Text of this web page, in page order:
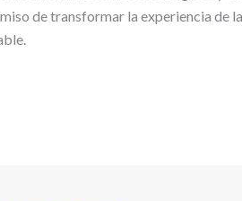
de transformar la experiencia de